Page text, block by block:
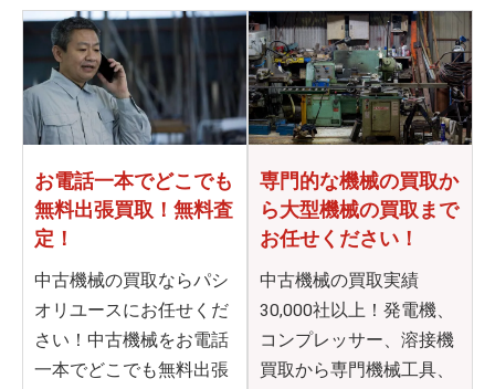
お電話一本でどこでも
無料出張買取！無料査
定！
中古機械の買取ならパシ
オリユースにお任せくだ
さい！中古機械をお電話
一本でどこでも無料出張
専門的な機械の買取か
ら大型機械の買取まで
お任せください！
中古機械の買取実績
30,000社以上！発電機、
コンプレッサー、溶接機
買取から専門機械工具、